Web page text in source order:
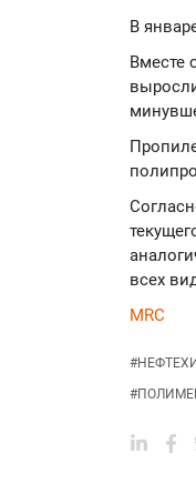
В
Вместе
всех
MRC
#
#